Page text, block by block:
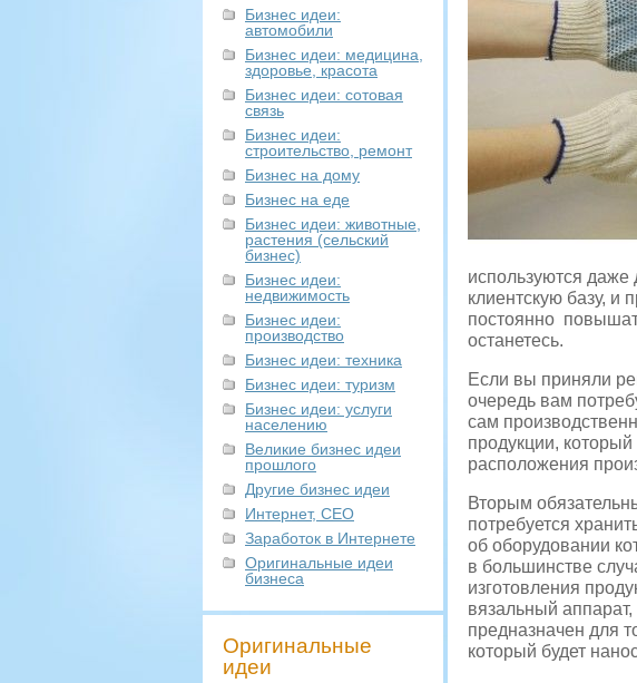
Бизнес идеи:
автомобили
Бизнес идеи: медицина,
здоровье, красота
Бизнес идеи: сотовая
связь
Бизнес идеи:
строительство, ремонт
Бизнес на дому
Бизнес на еде
Бизнес идеи: животные,
растения (сельский
бизнес)
Бизнес идеи:
недвижимость
Бизнес идеи:
производство
Бизнес идеи: техника
Бизнес идеи: туризм
Бизнес идеи: услуги
населению
Великие бизнес идеи
прошлого
Другие бизнес идеи
Интернет, СЕО
Заработок в Интернете
Оригинальные идеи
бизнеса
Оригинальные
идеи
используются
клиентскую базу, и
постоянно
останетесь.
Если вы приняли
очередь вам
сам
продукции,
расположения
Вторым
потребуется
об оборудовании
в большинстве
изготовления
вязальный
предназначен для
который будет